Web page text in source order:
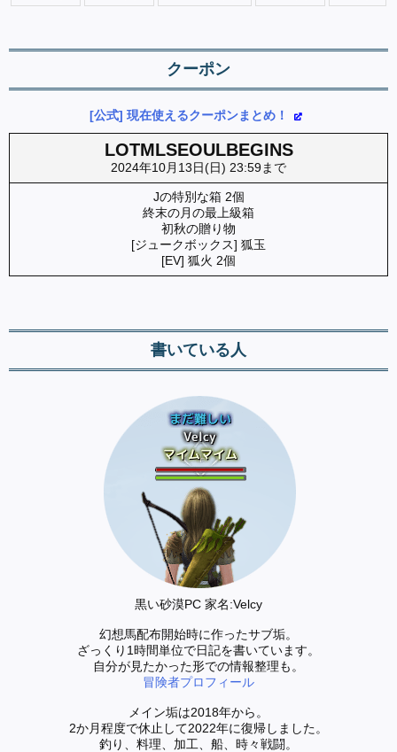
クーポン
[公式] 現在使えるクーポンまとめ！
LOTMLSEOULBEGINS
2024年10月13日(日) 23:59まで
Jの特別な箱 2個
終末の月の最上級箱
初秋の贈り物
[ジュークボックス] 狐玉
[EV] 狐火 2個
書いている人
黒い砂漠PC 家名:Velcy
幻想馬配布開始時に作ったサブ垢。
ざっくり1時間単位で日記を書いています。
自分が見たかった形での情報整理も。
冒険者プロフィール
メイン垢は2018年から。
2か月程度で休止して2022年に復帰しました。
釣り、料理、加工、船、時々戦闘。